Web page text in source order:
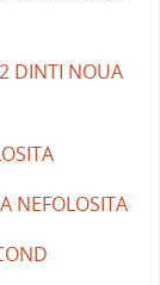
DINTI NOUA
NEFOLOSITA